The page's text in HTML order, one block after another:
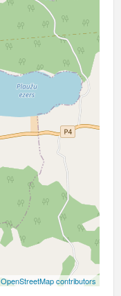
OpenStreetMap contributors